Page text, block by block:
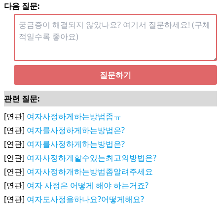
다음 질문:
질문하기
관련 질문:
[연관] 여자사정하게하는방법좀ㅠ
[연관] 여자를사정하게하는방법은?
[연관] 여자를사정하게하는방법은?
[연관] 여자사정하게할수있는최고의방법은?
[연관] 여자사정하개하는방법좀알려주세요
[연관] 여자 사정은 어떻게 해야 하는거죠?
[연관] 여자도사정을하나요?어떻게해요?